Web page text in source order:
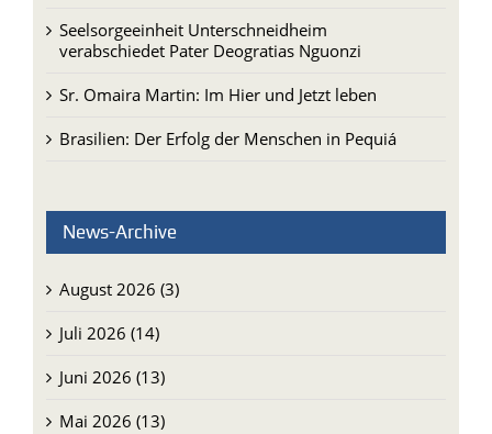
Seelsorgeeinheit Unterschneidheim
verabschiedet Pater Deogratias Nguonzi
Sr. Omaira Martin: Im Hier und Jetzt leben
Brasilien: Der Erfolg der Menschen in Pequiá
News-Archive
August 2026 (3)
Juli 2026 (14)
Juni 2026 (13)
Mai 2026 (13)